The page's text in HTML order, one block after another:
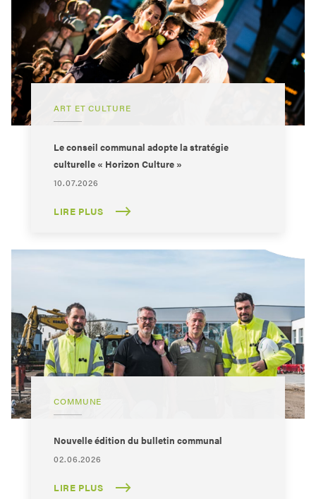
ART ET CULTURE
Le conseil communal adopte la stratégie
culturelle « Horizon Culture »
10.07.2026
LIRE PLUS
COMMUNE
Nouvelle édition du bulletin communal
02.06.2026
LIRE PLUS